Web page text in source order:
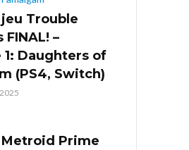
Trouble
–
1: Daughters of
(PS4, Switch)
Prime